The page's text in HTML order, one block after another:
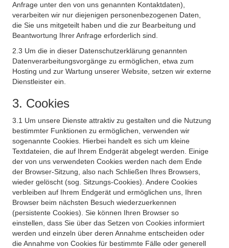
Anfrage unter den von uns genannten Kontaktdaten),
verarbeiten wir nur diejenigen personenbezogenen Daten,
die Sie uns mitgeteilt haben und die zur Bearbeitung und
Beantwortung Ihrer Anfrage erforderlich sind.
2.3 Um die in dieser Datenschutzerklärung genannten
Datenverarbeitungsvorgänge zu ermöglichen, etwa zum
Hosting und zur Wartung unserer Website, setzen wir externe
Dienstleister ein.
3. Cookies
3.1 Um unsere Dienste attraktiv zu gestalten und die Nutzung
bestimmter Funktionen zu ermöglichen, verwenden wir
sogenannte Cookies. Hierbei handelt es sich um kleine
Textdateien, die auf Ihrem Endgerät abgelegt werden. Einige
der von uns verwendeten Cookies werden nach dem Ende
der Browser-Sitzung, also nach Schließen Ihres Browsers,
wieder gelöscht (sog. Sitzungs-Cookies). Andere Cookies
verbleiben auf Ihrem Endgerät und ermöglichen uns, Ihren
Browser beim nächsten Besuch wiederzuerkennen
(persistente Cookies). Sie können Ihren Browser so
einstellen, dass Sie über das Setzen von Cookies informiert
werden und einzeln über deren Annahme entscheiden oder
die Annahme von Cookies für bestimmte Fälle oder generell